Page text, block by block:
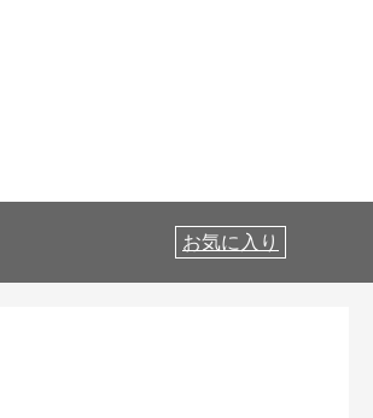
お気に入り